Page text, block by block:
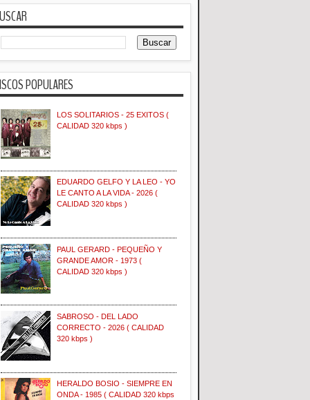
POPULARES
LOS SOLITARIOS - 25 EXITOS (
CALIDAD 320 kbps )
EDUARDO GELFO Y LA LEO - YO
LE CANTO A LA VIDA - 2026 (
CALIDAD 320 kbps )
PAUL GERARD - PEQUEÑO Y
GRANDE AMOR - 1973 (
CALIDAD 320 kbps )
SABROSO - DEL LADO
CORRECTO - 2026 ( CALIDAD
320 kbps )
HERALDO BOSIO - SIEMPRE EN
ONDA - 1985 ( CALIDAD 320 kbps